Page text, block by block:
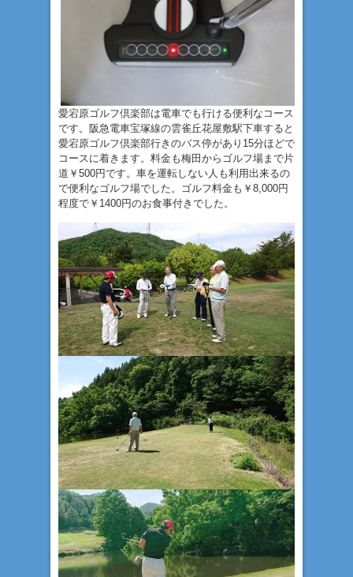
愛宕原ゴルフ倶楽部は電車でも行ける便利なコース
です。阪急電車宝塚線の雲雀丘花屋敷駅下車すると
愛宕原ゴルフ倶楽部行きのバス停があり15分ほどで
コースに着きます。料金も梅田からゴルフ場まで片
道￥500円です。車を運転しない人も利用出来るの
で便利なゴルフ場でした。ゴルフ料金も￥8,000円
程度で￥1400円のお食事付きでした。